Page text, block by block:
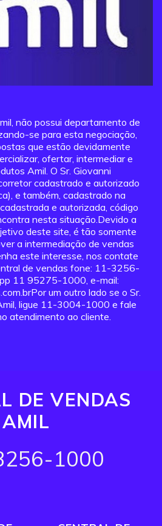
não possui departamento de
se para esta negociação,
que estão devidamente
ofertar, intermediar e
Amil. O Sr. Giovanni
cadastrado e autorizado
e também, cadastrado na
e autorizada, código
nesta situação.Devido a
deste site, é tão somente
a intermediação de vendas
este interesse, nos contate
de vendas fone: 11-3256-
11 95275-1000, e-mail:
um outro lado se o Sr.
ligue 11-3004-1000 e fale
atendimento ao cliente.
DE VENDAS
AMIL
1000